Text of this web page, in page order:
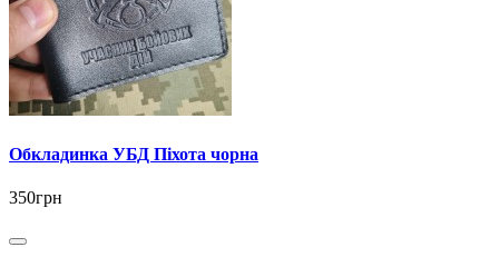
Обкладинка УБД Піхота чорна
350грн